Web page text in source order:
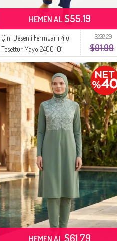
$228.29
$91.99
Çini Desenli Fermuarlı 4lü
Tesettür Mayo 2400-01
Lacivert
HEMEN AL$55.19
HEMEN AL$61.79